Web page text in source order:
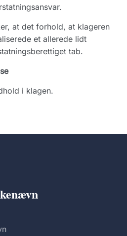
at det forhold, at klageren
et allerede lidt
tab.
i klagen.